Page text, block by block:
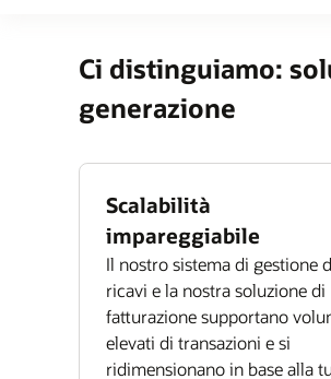
Ci distinguiamo:
generazione
Scalabilità
impareggiabile
Il nostro sistema di gestione
ricavi e la nostra soluzione di
fatturazione supportano
elevati di transazioni e si
ridimensionano in base alla